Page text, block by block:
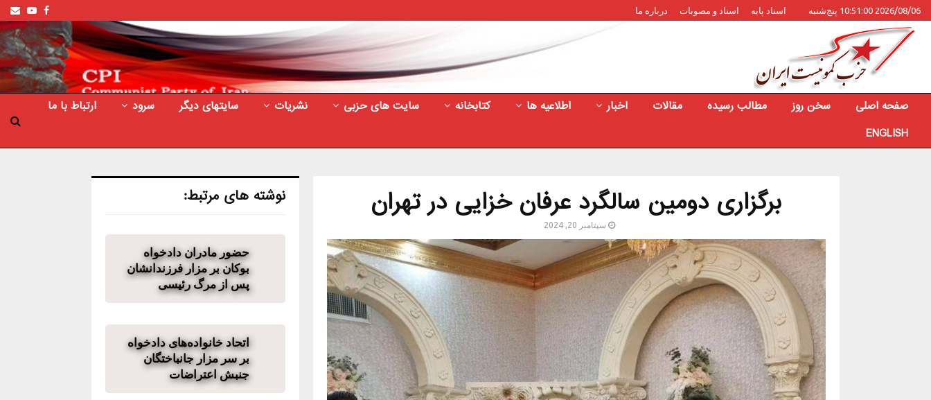
2026/08/06 10:51:00 پنج‌شنبه اسناد پایه اسناد و مصوبات درباره ما Facebook
صفحه اصلی سخن روز مطالب رسیده مقالات اخبار اطلاعیه ها کتابخانه سایت های حزبی نشریات سایتهای دیگر سرود
ارتباط با ما
ENGLISH
برگزاری دومین سالگرد عرفان خزایی در تهران
سپتامبر 20, 2024
نوشته های مرتبط:
حضور مادران دادخواه
بوکان بر مزار فرزندانشان
پس از مرگ رئیسی
اتحاد خانوادەهای دادخواە
بر سر مزار جانباختگان
جنبش اعتراضات